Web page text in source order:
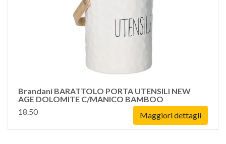
Brandani BARATTOLO PORTA UTENSILI NEW
AGE DOLOMITE C/MANICO BAMBOO
18.50
Maggiori dettagli